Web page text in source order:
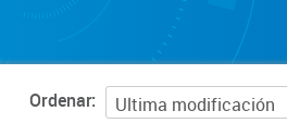
Ordenar